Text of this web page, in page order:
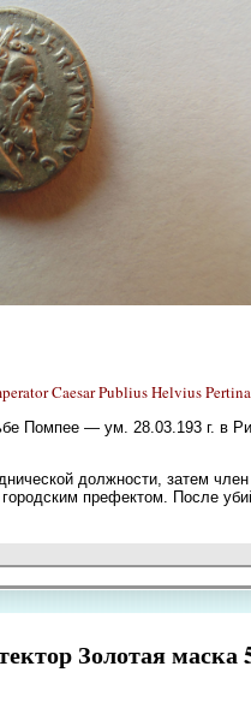
Caesar Publius Helvius
Помпее — ум. 28.03.193 г. в
должности, затем
префектом. После
Золотая маска